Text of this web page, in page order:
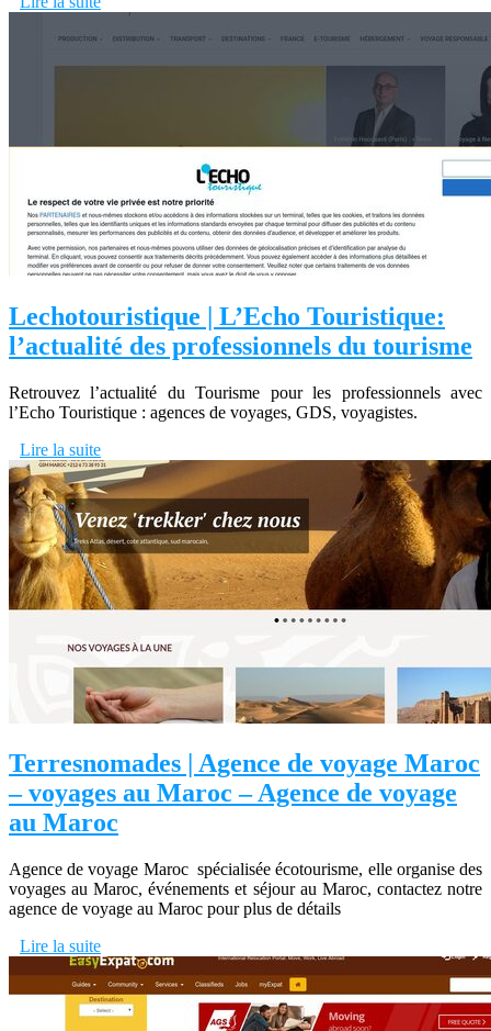
Lechotouristique | L’Echo Touristique:
l’actualité des profes­sion­nels du tourisme
Retrouvez l’actualité du Tourisme pour les professionnels avec
l’Echo Touristique : agences de voyages, GDS, voyagistes.
Lire la suite
Terresnomades | Agence de voyage Maroc
– voyages au Maroc – Agence de voyage
au Maroc
Agence de voyage Maroc ‌ spécialisée écotourisme, elle organise des
voyages au Maroc, événements et séjour au Maroc, contactez notre
agence de voyage au Maroc‌ pour plus de détails
Lire la suite